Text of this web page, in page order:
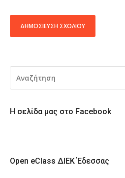
ΓΙΑ:
Η σελίδα μας στο Facebook
Open eClass ΔΙΕΚ Έδεσσας